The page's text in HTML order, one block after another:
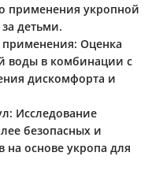
применения укропной
детьми.
Оценка
воды в комбинации с
дискомфорта и
Исследование
безопасных и
на основе укропа для